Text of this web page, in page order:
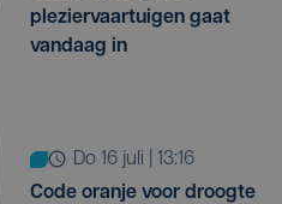
pleziervaartuigen gaat
vandaag in
do 16 juli | 13:16
Code oranje voor droogte